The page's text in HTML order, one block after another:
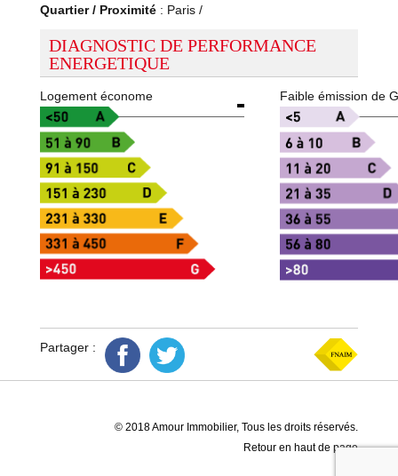
Quartier / Proximité: Paris /
DIAGNOSTIC DE PERFORMANCE
ENERGETIQUE
Logement économe Faible émission de
Partager :
© 2018 Amour Immobilier, Tous les droits réservés.
Retour en haut de page